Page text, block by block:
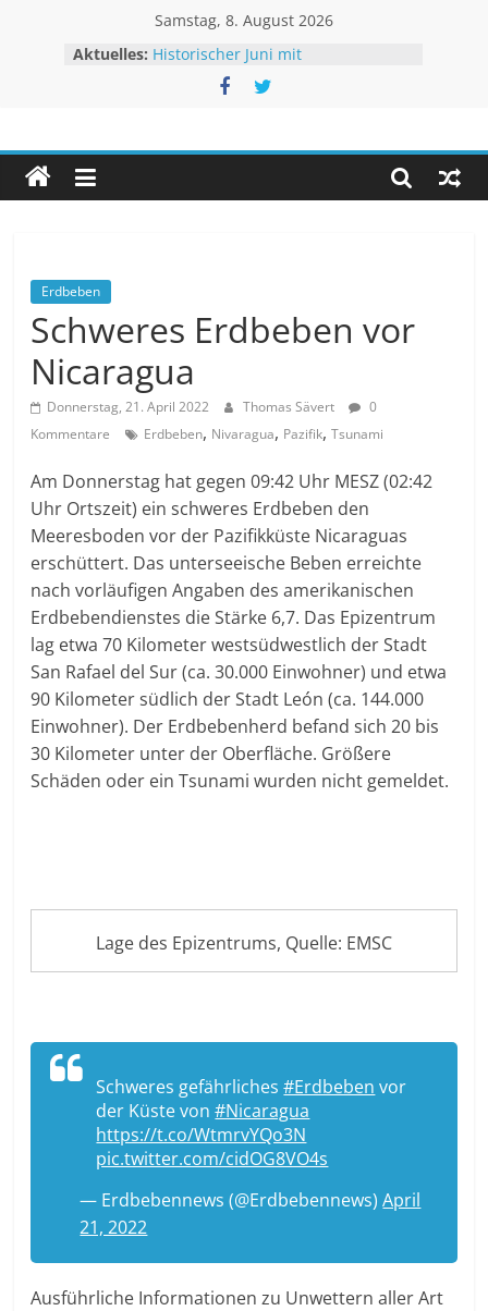
Samstag, 8. August 2026
Aktuelles: Historischer Juni mit
Rekordtemperaturen
Juli 2026 – Hochsommer mit Folgen
Unwetteragentur
powered
Erdbeben
Schweres Erdbeben vor
Nicaragua
Donnerstag, 21. April 2022 Thomas Sävert
0
Kommentare
Erdbeben, Nivaragua, Pazifik,Tsunami
Am Donnerstag hat gegen 09:42 Uhr MESZ (02:42
Uhr Ortszeit) ein schweres Erdbeben den
Meeresboden vor der Pazifikküste Nicaraguas
erschüttert. Das unterseeische Beben erreichte
nach vorläufigen Angaben des amerikanischen
Erdbebendienstes die Stärke 6,7. Das Epizentrum
lag etwa 70 Kilometer westsüdwestlich der Stadt
San Rafael del Sur (ca. 30.000 Einwohner) und etwa
90 Kilometer südlich der Stadt León (ca. 144.000
Einwohner). Der Erdbebenherd befand sich 20 bis
30 Kilometer unter der Oberfläche. Größere
Schäden oder ein Tsunami wurden nicht gemeldet.
Lage des Epizentrums, Quelle: EMSC
Schweres gefährliches#Erdbeben vor
der Küste von#Nicaragua
https://t.co/WtmrvYQo3N
pic.twitter.com/cidOG8VO4s
— Erdbebennews (@Erdbebennews)April
21, 2022
Ausführliche Informationen zu Unwettern aller Art